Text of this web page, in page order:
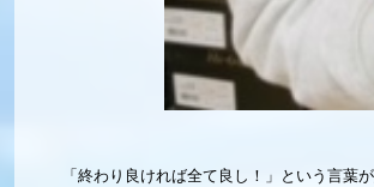
「終わり良ければ全て良し！」という言葉